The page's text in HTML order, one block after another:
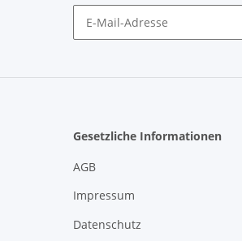
Gesetzliche Informationen
AGB
Impressum
Datenschutz